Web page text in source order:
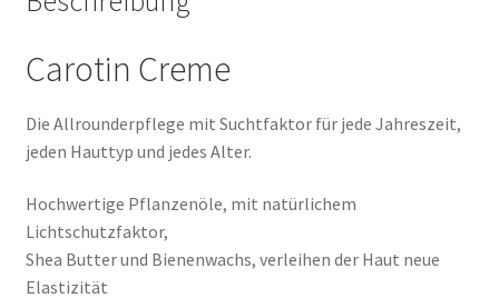
Carotin Creme
Die Allrounderpflege mit Suchtfaktor für jede Jahreszeit,
jeden Hauttyp und jedes Alter.
Hochwertige Pflanzenöle, mit natürlichem
Lichtschutzfaktor,
Shea Butter und Bienenwachs, verleihen der Haut neue
Elastizität